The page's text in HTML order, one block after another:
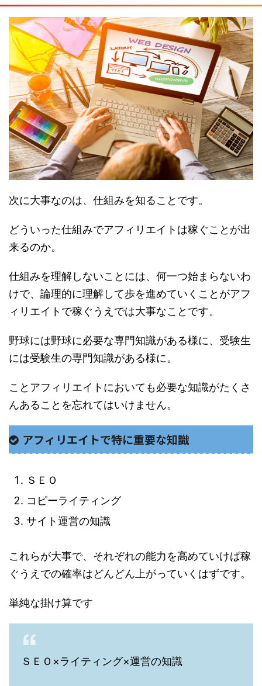
次に大事なのは、仕組みを知ることです。
どういった仕組みでアフィリエイトは稼ぐことが出
来るのか。
仕組みを理解しないことには、何一つ始まらないわ
けで、論理的に理解して歩を進めていくことがアフ
ィリエイトで稼ぐうえでは大事なことです。
野球には野球に必要な専門知識がある様に、受験生
には受験生の専門知識がある様に。
ことアフィリエイトにおいても必要な知識がたくさ
んあることを忘れてはいけません。
アフィリエイトで特に重要な知識
ＳＥＯ
コピーライティング
サイト運営の知識
これらが大事で、それぞれの能力を高めていけば稼
ぐうえでの確率はどんどん上がっていくはずです。
単純な掛け算です
ＳＥＯ×ライティング×運営の知識